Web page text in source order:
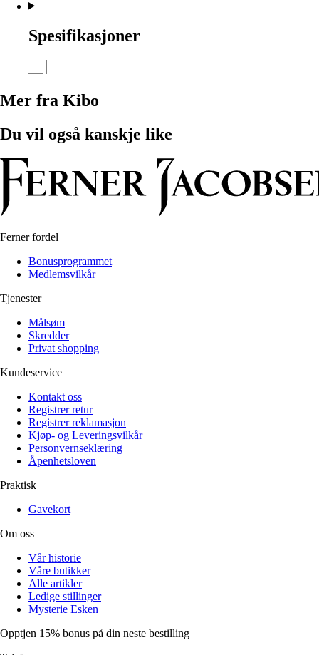
Spesifikasjoner
Mer fra Kibo
Du vil også kanskje like
Ferner fordel
Bonusprogrammet
Medlemsvilkår
Tjenester
Målsøm
Skredder
Privat shopping
Kundeservice
Kontakt oss
Registrer retur
Registrer reklamasjon
Kjøp- og Leveringsvilkår
Personvernseklæring
Åpenhetsloven
Praktisk
Gavekort
Om oss
Vår historie
Våre butikker
Alle artikler
Ledige stillinger
Mysterie Esken
Opptjen 15% bonus på din neste bestilling